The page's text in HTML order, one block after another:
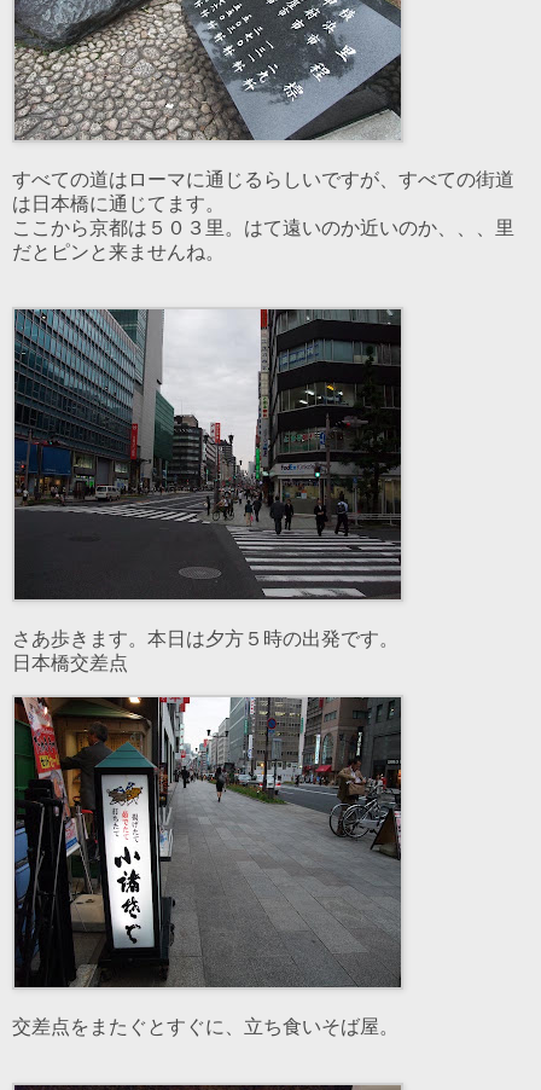
すべての道はローマに通じるらしいですが、すべての街道
は日本橋に通じてます。
ここから京都は５０３里。はて遠いのか近いのか、、、里
だとピンと来ませんね。
さあ歩きます。本日は夕方５時の出発です。
日本橋交差点
交差点をまたぐとすぐに、立ち食いそば屋。